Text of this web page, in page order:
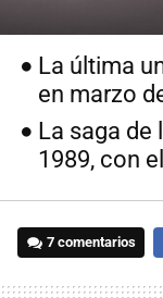
La última
en marzo
La saga de
1989, con
7 comentarios